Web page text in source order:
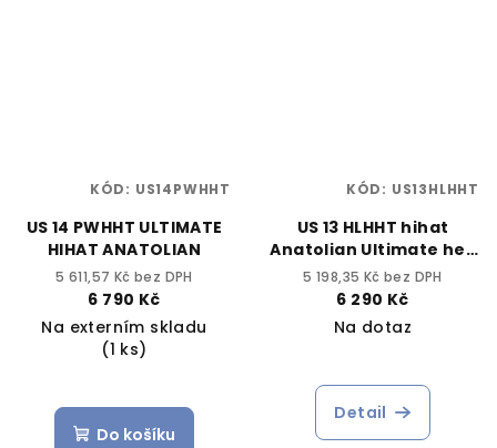
US 14 PWHHT ULTIMATE
HIHAT ANATOLIAN
5 611,57 Kč bez DPH
6 790 Kč
Na externím skladu
(1 ks)
Do košíku
KÓD: US14PWHHT
US 13 HLHHT hihat
Anatolian Ultimate hell
13"
5 198,35 Kč bez DPH
6 290 Kč
Na dotaz
Detail
KÓD: US13HLHHT